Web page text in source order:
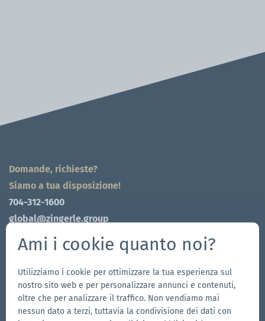
Domande, richieste?
Siamo a tua disposizione!
704-312-1600
global@zingerle.group
Vai
alla
Vai
alla
pagina
Seguici
su
YouTube
Vai
alla
pagina
Ami i cookie quanto noi?
Utilizziamo i cookie per ottimizzare la tua esperienza sul
nostro sito web e per personalizzare annunci e contenuti,
oltre che per analizzare il traffico. Non vendiamo mai
nessun dato a terzi, tuttavia la condivisione dei dati con